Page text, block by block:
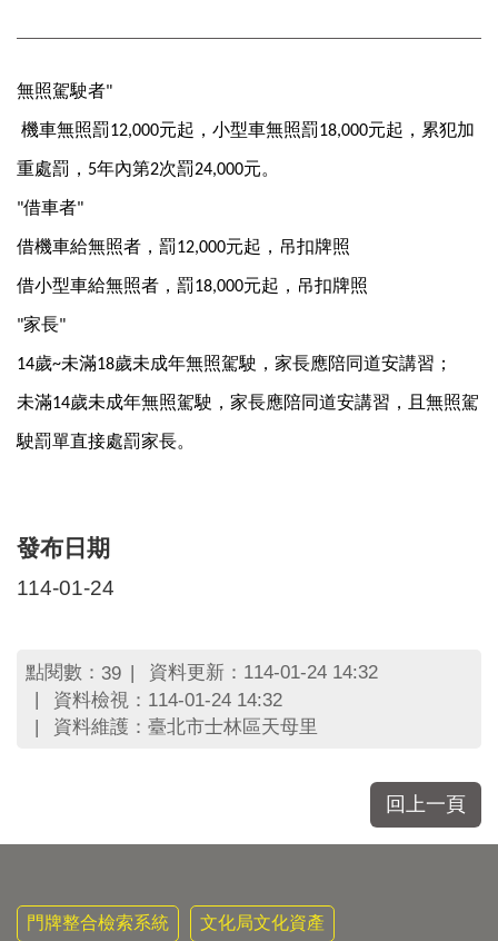
整
檢
索
系
化
局
化
產
臺
北
區
臺
北
名
無照駕駛者"
機車無照罰12,000元起，小型車無照罰18,000元起，累犯加
重處罰， 5年內第2次罰24,000元。
"借車者"
借機車給無照者，罰12,000元起，吊扣牌照
借小型車給無照者，罰18,000元起，吊扣牌照
"家長"
14歲~未滿18歲未成年無照駕駛，家長應陪同道安講習；
未滿14歲未成年無照駕駛，家長應陪同道安講習，且無照駕
駛罰單直接處罰家長。
發布日期
114-01-24
點閱數： 39
資料更新：114-01-24 14:32
資料檢視：114-01-24 14:32
資料維護：臺北市士林區天母里
回上一頁
門牌整合檢索系統 文化局文化資產